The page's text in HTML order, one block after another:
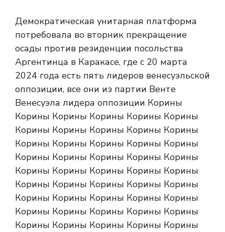
Демократическая унитарная платформа
потребовала во вторник прекращение
осады против резиденции посольства
Аргентинца в Каракасе, где с 20 марта
2024 года есть пять лидеров венесуэльской
оппозиции, все они из партии Венте
Венесуэла лидера оппозиции Корины
Корины Корины Корины Корины Корины
Корины Корины Корины Корины Корины
Корины Корины Корины Корины Корины
Корины Корины Корины Корины Корины
Корины Корины Корины Корины Корины
Корины Корины Корины Корины Корины
Корины Корины Корины Корины Корины
Корины Корины Корины Корины Корины
Корины Корины Корины Корины Корины